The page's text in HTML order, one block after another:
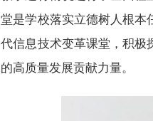
堂是学校落实立德树人根本
代信息技术变革课堂，积极
的高质量发展贡献力量。